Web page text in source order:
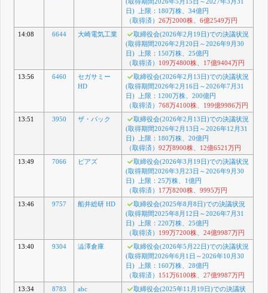
日) 上限：180万株、34億円
（取得済） 26万2000株、 6億2549万円
14:08
6644 大崎電気工業
取締役会(2026年2月19日)での決議状況
(取得期間2026年2月20日～2026年9月30
日) 上限：150万株、25億円
（取得済）
109万4800株、
17億9404万円
13:56
6460
セガサミー
HD
取締役会(2026年2月13日)での決議状況
(取得期間2026年2月16日～2026年7月31
日) 上限：1200万株、200億円
（取得済） 768万4100株、
199億9986万円
13:51
3950 ザ・パック
取締役会(2026年2月13日)での決議状況
(取得期間2026年2月13日～2026年12月31
日) 上限：180万株、20億円
（取得済） 92万8900株、
12億6521万円
13:49
7066 ピアズ
取締役会(2026年3月19日)での決議状況
(取得期間2026年3月23日～2026年9月30
日) 上限：25万株、1億円
（取得済）
17万8200株、 9995万円
13:46
9757 船井総研 HD
取締役会(2025年8月8日)での決議状況
(取得期間2025年8月12日～2026年7月31
日) 上限：220万株、25億円
（取得済）
199万7200株、 24億9987万円
13:40
9304 澁澤倉庫
取締役会(2026年5月22日)での決議状況
(取得期間2026年6月1日～2026年10月30
日) 上限：160万株、28億円
（取得済）
151万6100株、 27億9987万円
13:34
8783 abc
取締役会(2025年11月19日)での決議状